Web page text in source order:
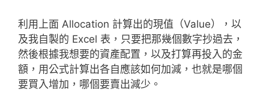
利用上面 Allocation 計算出的現值（Value），以
及我自製的 Excel 表，只要把那幾個數字抄過去，
然後根據我想要的資產配置，以及打算再投入的金
額，用公式計算出各自應該如何加減，也就是哪個
要買入增加，哪個要賣出減少。